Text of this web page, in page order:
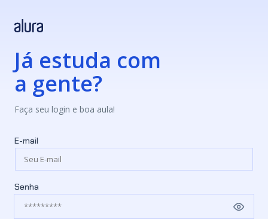
Já estuda com
a gente?
Faça seu login e boa aula!
E-mail
Senha